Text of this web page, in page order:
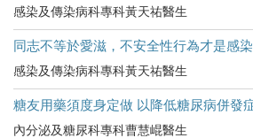
感染及傳染病科專科黃天祐醫生
同志不等於愛滋，不安全性行為才是感
感染及傳染病科專科黃天祐醫生
糖友用藥須度身定做 以降低糖尿病併發
內分泌及糖尿科專科曹慧崐醫生